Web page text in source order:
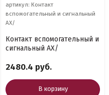
артикул: Контакт
вспомогательный и сигнальный
AX/
Контакт вспомогательный и
сигнальный AX/
2480.4 руб.
В корзину